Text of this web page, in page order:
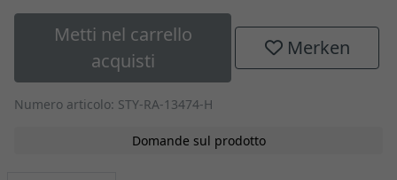
Metti nel carrello
acquisti
Merken
Numero articolo: STY-RA-13474-H
Domande sul prodotto